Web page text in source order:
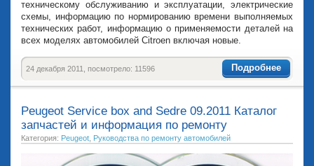
техническому обслуживанию и эксплуатации, электрические
схемы, информацию по нормированию времени выполняемых
технических работ, информацию о применяемости деталей на
всех моделях автомобилей Citroen включая новые.
Подробнее
24 декабря 2011, посмотрело: 11596
Peugeot Service box and Sedre 09.2011 Каталог
запчастей и информация по ремонту
Категория: Peugeot Руководства по ремонту автомобилей